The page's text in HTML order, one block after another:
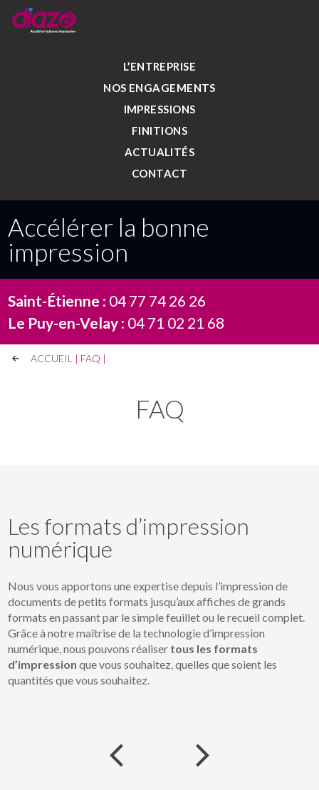
L’ENTREPRISE
NOS ENGAGEMENTS
IMPRESSIONS
FINITIONS
ACTUALITÉS
CONTACT
Accélérer la bonne
impression
Saint-Étienne : 04 77 74 26 26
Le Puy-en-Velay : 04 71 02 21 68
ACCUEIL | FAQ |
FAQ
Les formats d’impression
numérique
Nous vous apportons une expertise depuis l’impression de
documents de petits formats jusqu’aux affiches de grands
formats en passant par le simple feuillet ou le recueil complet.
Grâce à notre maîtrise de la technologie d’impression
numérique, nous pouvons réaliser tous les formats
d’impression que vous souhaitez, quelles que soient les
quantités que vous souhaitez.